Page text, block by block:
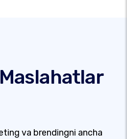
va brendingni ancha